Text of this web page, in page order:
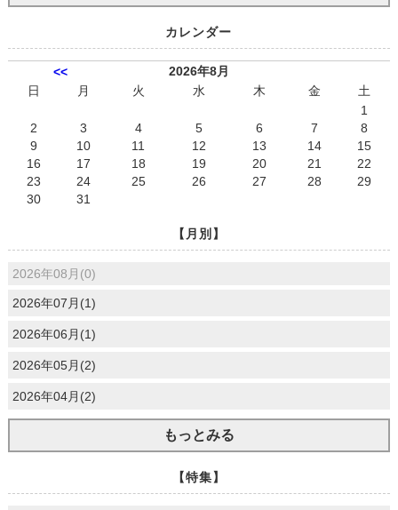
カレンダー
<<
2026年8月
日
月 火 水 木 金
土
1
2
3 4 5 6 7
8
9
10 11 12 13 14
15
16
17 18 19 20 21
22
23
24 25 26 27 28
29
30
31
【月別】
2026年08月(0)
2026年07月(1)
2026年06月(1)
2026年05月(2)
2026年04月(2)
もっとみる
【特集】